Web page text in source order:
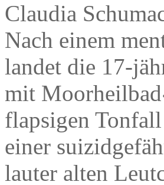
Claudia
Nach einem
landet die 17-
mit
flapsigen
einer
lauter alten